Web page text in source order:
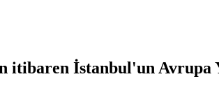
itibaren İstanbul'un